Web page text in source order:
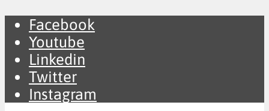
Facebook
Youtube
Linkedin
Twitter
Instagram